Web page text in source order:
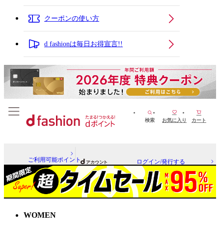
クーポンの使い方
d fashionは毎日お得宣言!!
検索 お気に入り カート
ご利用可能ポイント ログイン/発行する
WOMEN